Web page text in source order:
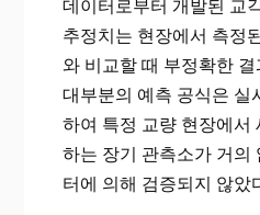
데이터로부터 개발된 교
추정치는 현장에서 측정
와 비교할 때 부정확한
대부분의 예측 공식은 실
하여 특정 교량 현장에서
하는 장기 관측소가 거의
터에 의해 검증되지 않았